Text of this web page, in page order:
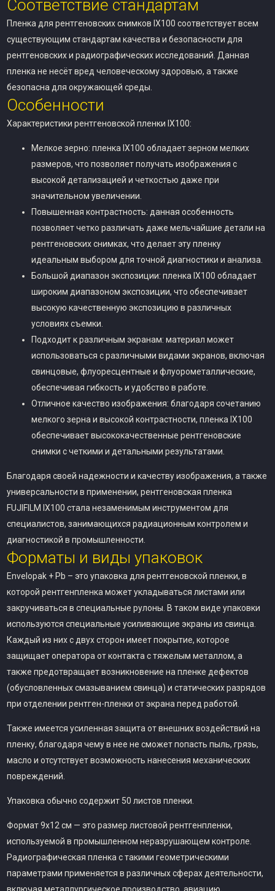
Соответствие стандартам
Пленка для рентгеновских снимков IX100 соответствует всем
существующим стандартам качества и безопасности для
рентгеновских и радиографических исследований. Данная
пленка не несёт вред человеческому здоровью, а также
безопасна для окружающей среды.
Особенности
Характеристики рентгеновской пленки IX100:
Мелкое зерно: пленка IX100 обладает зерном мелких
размеров, что позволяет получать изображения с
высокой детализацией и четкостью даже при
значительном увеличении.
Повышенная контрастность: данная особенность
позволяет четко различать даже мельчайшие детали на
рентгеновских снимках, что делает эту пленку
идеальным выбором для точной диагностики и анализа.
Большой диапазон экспозиции: пленка IX100 обладает
широким диапазоном экспозиции, что обеспечивает
высокую качественную экспозицию в различных
условиях съемки.
Подходит к различным экранам: материал может
использоваться с различными видами экранов, включая
свинцовые, флуоресцентные и флуорометаллические,
обеспечивая гибкость и удобство в работе.
Отличное качество изображения: благодаря сочетанию
мелкого зерна и высокой контрастности, пленка IX100
обеспечивает высококачественные рентгеновские
снимки с четкими и детальными результатами.
Благодаря своей надежности и качеству изображения, а также
универсальности в применении, рентгеновская пленка
FUJIFILM IX100 стала незаменимым инструментом для
специалистов, занимающихся радиационным контролем и
диагностикой в промышленности.
Форматы и виды упаковок
Envelopak + Pb – это упаковка для рентгеновской пленки, в
которой рентгенпленка может укладываться листами или
закручиваться в специальные рулоны. В таком виде упаковки
используются специальные усиливающие экраны из свинца.
Каждый из них с двух сторон имеет покрытие, которое
защищает оператора от контакта с тяжелым металлом, а
также предотвращает возникновение на пленке дефектов
(обусловленных смазыванием свинца) и статических разрядов
при отделении рентген-пленки от экрана перед работой.
Также имеется усиленная защита от внешних воздействий на
пленку, благодаря чему в нее не сможет попасть пыль, грязь,
масло и отсутствует возможность нанесения механических
повреждений.
Упаковка обычно содержит 50 листов пленки.
Формат 9х12 см — это размер листовой рентгенпленки,
используемой в промышленном неразрушающем контроле.
Радиографическая пленка с такими геометрическими
параметрами применяется в различных сферах деятельности,